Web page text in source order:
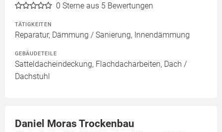
0 Sterne aus 5 Bewertungen
TÄTIGKEITEN
Reparatur, Dämmung / Sanierung, Innendämmung
GEBÄUDETEILE
Satteldacheindeckung, Flachdacharbeiten, Dach /
Dachstuhl
Daniel Moras Trockenbau